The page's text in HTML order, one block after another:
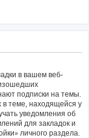
в вашем веб-
подписки на темы.
теме, находящейся у
уведомления об
для закладок и
личного раздела.